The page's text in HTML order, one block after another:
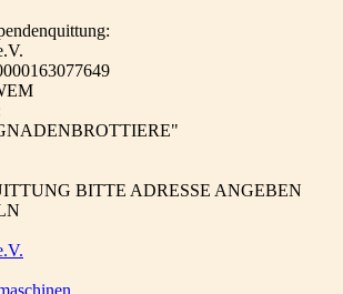
BITTE ADRESSE ANGEBEN